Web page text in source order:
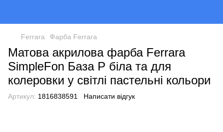
Ferrara Фарба Ferrara
Матова акрилова фарба Ferrara
SimpleFon База Р біла та для
колеровки у світлі пастельні кольори
Артикул: 1816838591 Написати відгук